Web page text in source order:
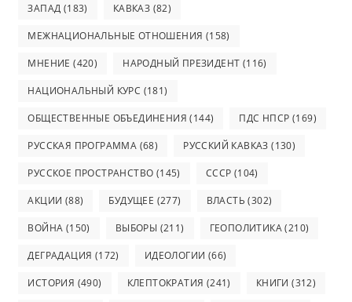
ЗАПАД (183) КАВКАЗ (82)
МЕЖНАЦИОНАЛЬНЫЕ ОТНОШЕНИЯ (158)
МНЕНИЕ (420) НАРОДНЫЙ ПРЕЗИДЕНТ (116)
НАЦИОНАЛЬНЫЙ КУРС (181)
ОБЩЕСТВЕННЫЕ ОБЪЕДИНЕНИЯ (144) ПДС НПСР (169)
РУССКАЯ ПРОГРАММА (68) РУССКИЙ КАВКАЗ (130)
РУССКОЕ ПРОСТРАНСТВО (145) СССР (104)
АКЦИИ (88) БУДУЩЕЕ (277) ВЛАСТЬ (302)
ВОЙНА (150) ВЫБОРЫ (211) ГЕОПОЛИТИКА(210)
ДЕГРАДАЦИЯ (172) ИДЕОЛОГИИ (66)
ИСТОРИЯ (490) КЛЕПТОКРАТИЯ (241) КНИГИ (312)